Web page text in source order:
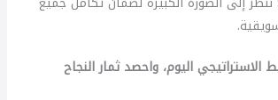
اليوم، واحصد ثمار النجاح